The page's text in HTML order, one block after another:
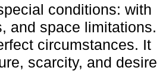
conditions: with
and space limitations.
circumstances. It
scarcity, and desire